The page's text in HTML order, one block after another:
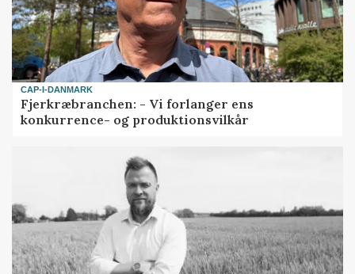
CAP-I-DANMARK
Fjerkræbranchen: - Vi forlanger ens
konkurrence- og produktionsvilkår